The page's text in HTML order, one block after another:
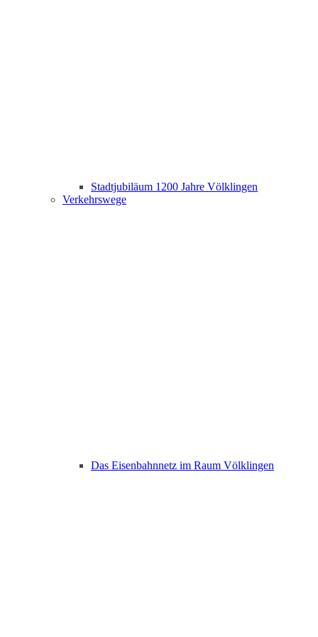
Stadtjubiläum 1200 Jahre Völklingen
Verkehrswege
Das Eisenbahnnetz im Raum Völklingen